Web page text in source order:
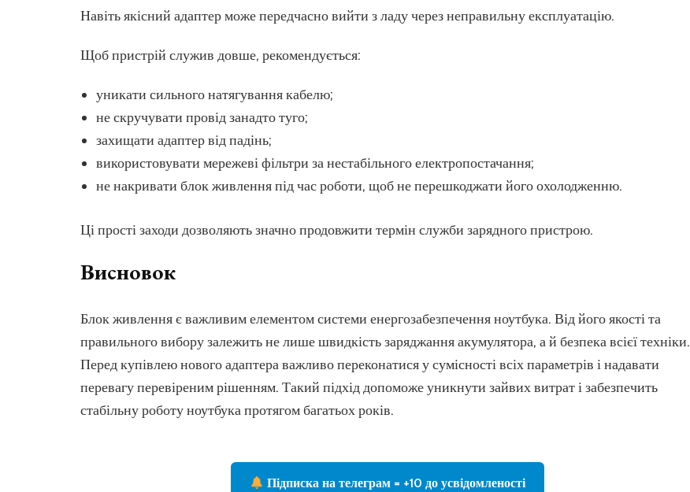
Навіть якісний адаптер може передчасно вийти з ладу через неправильну експлуатацію.
Щоб пристрій служив довше, рекомендується:
уникати сильного натягування кабелю;
не скручувати провід занадто туго;
захищати адаптер від падінь;
використовувати мережеві фільтри за нестабільного електропостачання;
не накривати блок живлення під час роботи, щоб не перешкоджати його охолодженню.
Ці прості заходи дозволяють значно продовжити термін служби зарядного пристрою.
Висновок
Блок живлення є важливим елементом системи енергозабезпечення ноутбука. Від його якості та
правильного вибору залежить не лише швидкість заряджання акумулятора, а й безпека всієї техніки.
Перед купівлею нового адаптера важливо переконатися у сумісності всіх параметрів і надавати
перевагу перевіреним рішенням. Такий підхід допоможе уникнути зайвих витрат і забезпечить
стабільну роботу ноутбука протягом багатьох років.
Підписка на телеграм = +10 до усвідомленості